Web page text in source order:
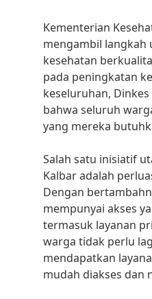
Kementerian
mengambil langkah
kesehatan
pada peningkatan
keseluruhan,
bahwa seluruh
yang mereka
Salah satu inisiatif
Kalbar adalah
Dengan
mempunyai akses
termasuk layanan
warga tidak perlu
mendapatkan
mudah diakses dan